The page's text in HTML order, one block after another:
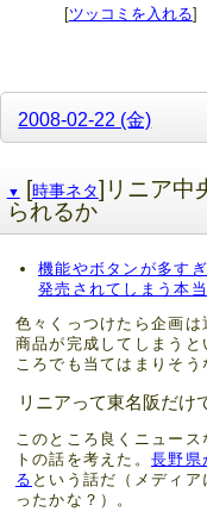
[ツッコミを入れる]
2008-02-22 (金)
▼ [時事ネタ]リニア中
られるか
機能やボタンが多す
発売されてしまう本
色々くっつけたら企画
商品が完成してしまう
ころでも当てはまりそう
リニアって東名阪だけ
このところ良くニュー
トの話を考えた。長野県
る という話だ（メディ
ったかな？）。